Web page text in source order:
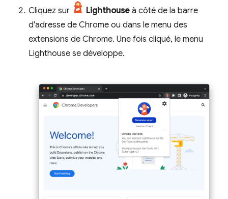
Cliquez sur Lighthouse à côté de la barre
d'adresse de Chrome ou dans le menu des
extensions de Chrome. Une fois cliqué, le menu
Lighthouse se développe.